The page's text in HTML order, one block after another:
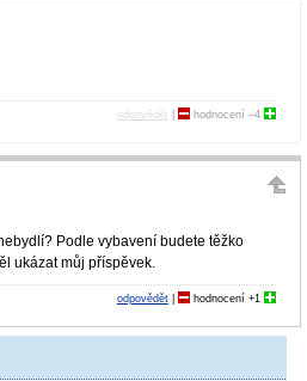
odpovědět hodnocení –4
Podle vybavení budete těžko
ukázat můj příspěvek.
odpovědět| hodnocení +1